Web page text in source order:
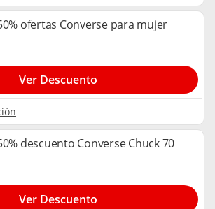
ofertas Converse para mujer
Ver Descuento
descuento Converse Chuck 70
Ver Descuento